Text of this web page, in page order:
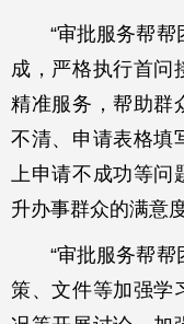
“审批服务帮帮
成，严格执行首问
精准服务，帮助群
不清、申请表格填
上申请不成功等问
升办事群众的满意
“审批服务帮帮
策、文件等加强学